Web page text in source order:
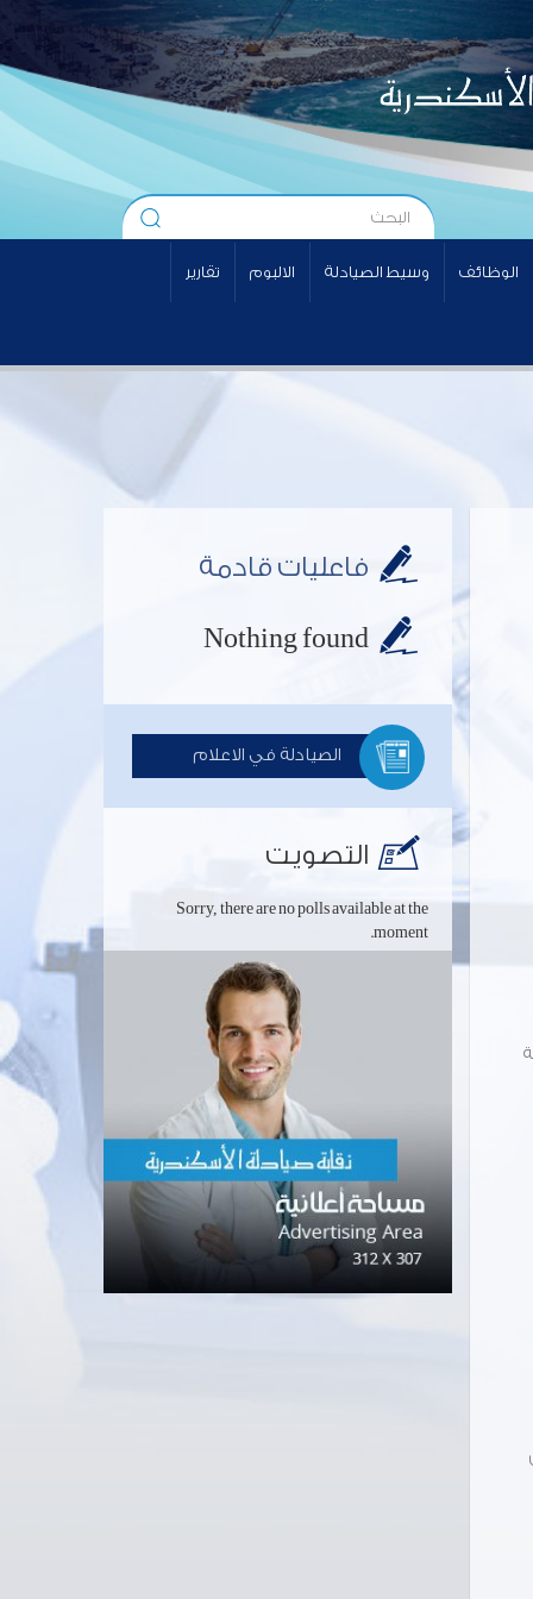
الوظائف وسيط الصيادلة الالبوم تقارير
واتس
فاعليات قادمة
Nothing found
الصيادلة في الاعلام
التصويت
Sorry, there are no polls available at the
moment.